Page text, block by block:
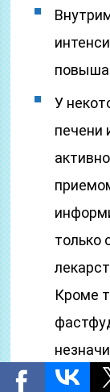
У
печени
только
Кроме